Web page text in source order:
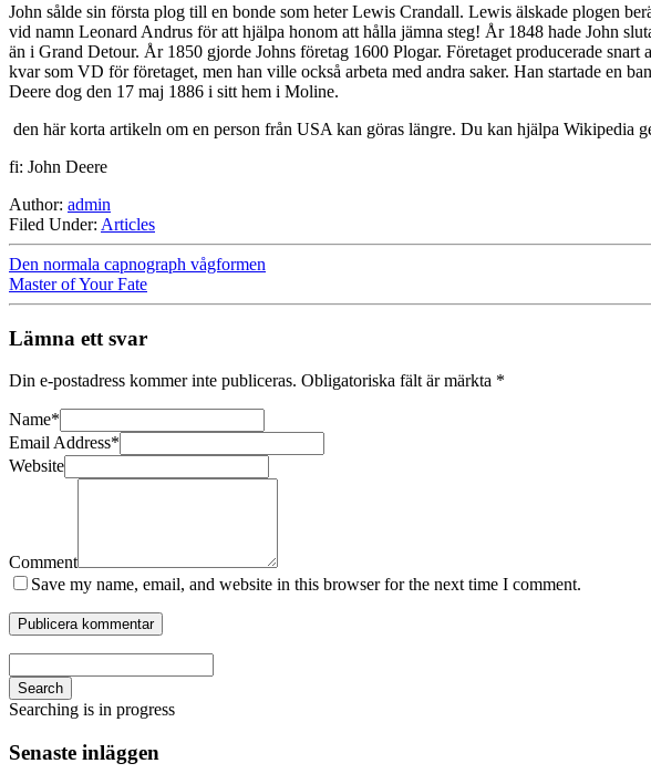
John sålde sin första plog till en bonde som heter Lewis Crandall. Lewis älskade plogen
vid namn Leonard Andrus för att hjälpa honom att hålla jämna steg! År 1848 hade John
än i Grand Detour. År 1850 gjorde Johns företag 1600 Plogar. Företaget producerade
kvar som VD för företaget, men han ville också arbeta med andra saker. Han startade en
Deere dog den 17 maj 1886 i sitt hem i Moline.
den här korta artikeln om en person från USA kan göras längre. Du kan hjälpa Wikipedia
fi: John Deere
Author: admin
Filed Under: Articles
Den normala capnograph vågformen
Master of Your Fate
Lämna ett svar
Din e-postadress kommer inte publiceras. Obligatoriska fält är märkta *
Name*
Email Address*
Website
Comment
Save my name, email, and website in this browser for the next time I comment.
Search
Searching is in progress
Senaste inläggen